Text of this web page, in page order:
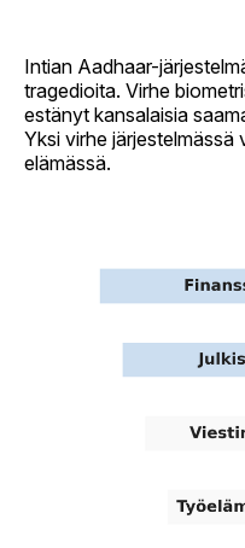
Intian Aadhaar-
tragedioita. Virhe
estänyt kansalaisia
Yksi virhe
elämässä.